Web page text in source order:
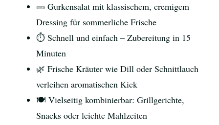
🥒 Gurkensalat mit klassischem, cremigem
Dressing für sommerliche Frische
⏱️ Schnell und einfach – Zubereitung in 15
Minuten
🌿 Frische Kräuter wie Dill oder Schnittlauch
verleihen aromatischen Kick
🍽️ Vielseitig kombinierbar: Grillgerichte,
Snacks oder leichte Mahlzeiten